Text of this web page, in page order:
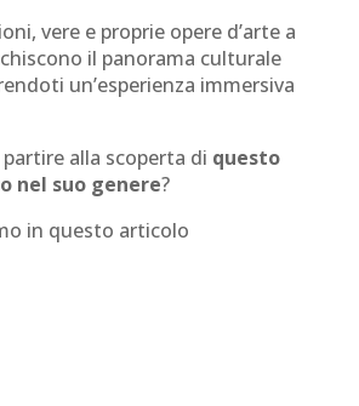
vere e proprie opere d’arte a
il panorama culturale
un’esperienza immersiva
alla scoperta di questo
nel suo genere?
in questo articolo